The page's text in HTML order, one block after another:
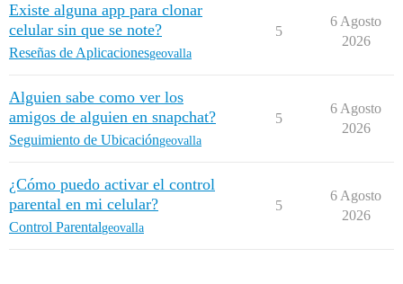
Existe alguna app para clonar
celular sin que se note?
Reseñas de Aplicacionesgeovalla
5
6 Agosto
2026
Alguien sabe como ver los
amigos de alguien en snapchat?
Seguimiento de Ubicacióngeovalla
5
6 Agosto
2026
¿Cómo puedo activar el control
parental en mi celular?
Control Parentalgeovalla
5
6 Agosto
2026